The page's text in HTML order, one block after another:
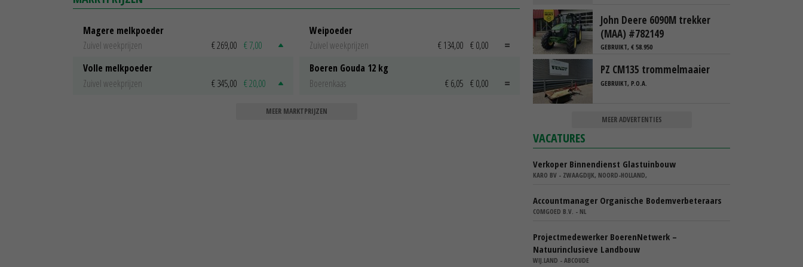
Magere melkpoeder
Zuivel weekprijzen
€ 269,00 € 7,00
Volle melkpoeder
Zuivel weekprijzen
€ 345,00 € 20,00
Weipoeder
Zuivel weekprijzen
€ 134,00 € 0,00
Boeren Gouda 12 kg
Boerenkaas
€ 6,05 € 0,00
MEER MARKTPRIJZEN
John Deere 6090M trekker
(MAA) #782149
GEBRUIKT, € 58.950
PZ CM135 trommelmaaier
GEBRUIKT, P.O.A.
MEER ADVERTENTIES
VACATURES
Verkoper Binnendienst Glastuinbouw
KARO BV - ZWAAGDIJK, NOORD-HOLLAND,
Accountmanager Organische Bodemverbeteraars
COMGOED B.V. - NL
Projectmedewerker BoerenNetwerk –
Natuurinclusieve Landbouw
WIJ.LAND - ABCOUDE